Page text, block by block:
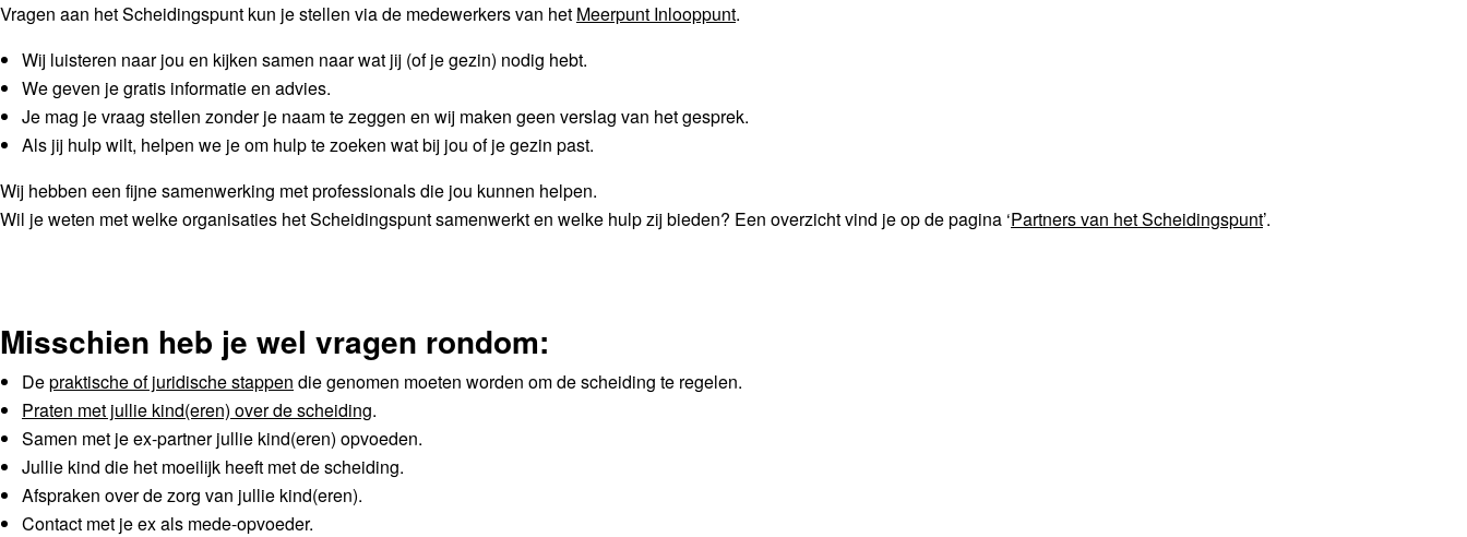
Vragen aan het Scheidingspunt kun je stellen via de medewerkers van het Meerpunt Inlooppunt.
Wij luisteren naar jou en kijken samen naar wat jij (of je gezin) nodig hebt.
We geven je gratis informatie en advies.
Je mag je vraag stellen zonder je naam te zeggen en wij maken geen verslag van het gesprek.
Als jij hulp wilt, helpen we je om hulp te zoeken wat bij jou of je gezin past.
Wij hebben een fijne samenwerking met professionals die jou kunnen helpen.
Wil je weten met welke organisaties het Scheidingspunt samenwerkt en welke hulp zij bieden? Een overzicht vind je op de pagina ‘Partners van het Scheidingspunt’.
Misschien heb je wel vragen rondom:
Depraktische of juridische stappen die genomen moeten worden om de scheiding te regelen.
Praten met jullie kind(eren) over de scheiding.
Samen met je ex-partner jullie kind(eren) opvoeden.
Jullie kind die het moeilijk heeft met de scheiding.
Afspraken over de zorg van jullie kind(eren).
Contact met je ex als mede-opvoeder.